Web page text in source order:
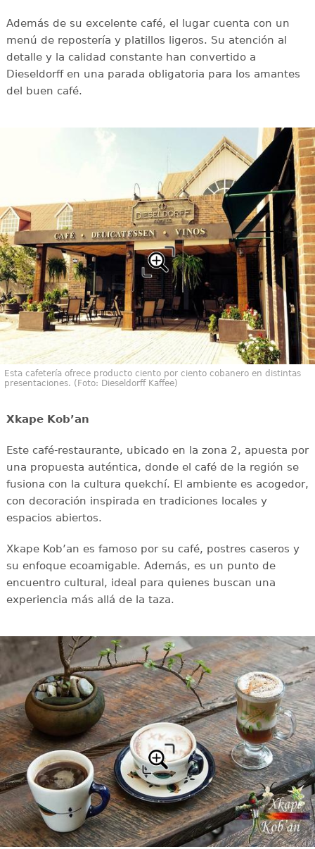
Además de su excelente café, el lugar cuenta con un
menú de repostería y platillos ligeros. Su atención al
detalle y la calidad constante han convertido a
Dieseldorff en una parada obligatoria para los amantes
del buen café.
Esta cafetería ofrece producto ciento por ciento cobanero en distintas
presentaciones. (Foto: Dieseldorff Kaffee)
Xkape Kobʼan
Este café-restaurante, ubicado en la zona 2, apuesta por
una propuesta auténtica, donde el café de la región se
fusiona con la cultura quekchí. El ambiente es acogedor,
con decoración inspirada en tradiciones locales y
espacios abiertos.
Xkape Kobʼan es famoso por su café, postres caseros y
su enfoque ecoamigable. Además, es un punto de
encuentro cultural, ideal para quienes buscan una
experiencia más allá de la taza.